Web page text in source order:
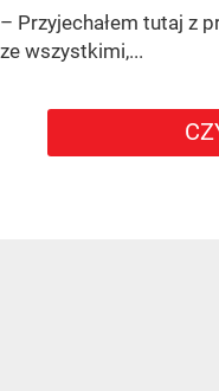
– Przyjechałem tutaj z
ze wszystkimi,...